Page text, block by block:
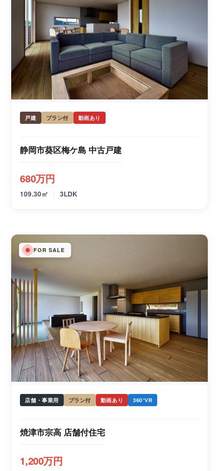
戸建 プラン付 動画あり
静岡市葵区梅ケ島 中古戸建
680万円
109.30㎡ 3LDK
FOR SALE
店舗・事業用 プラン付 動画あり 360°VR
焼津市宗高 店舗付住宅
1,200万円